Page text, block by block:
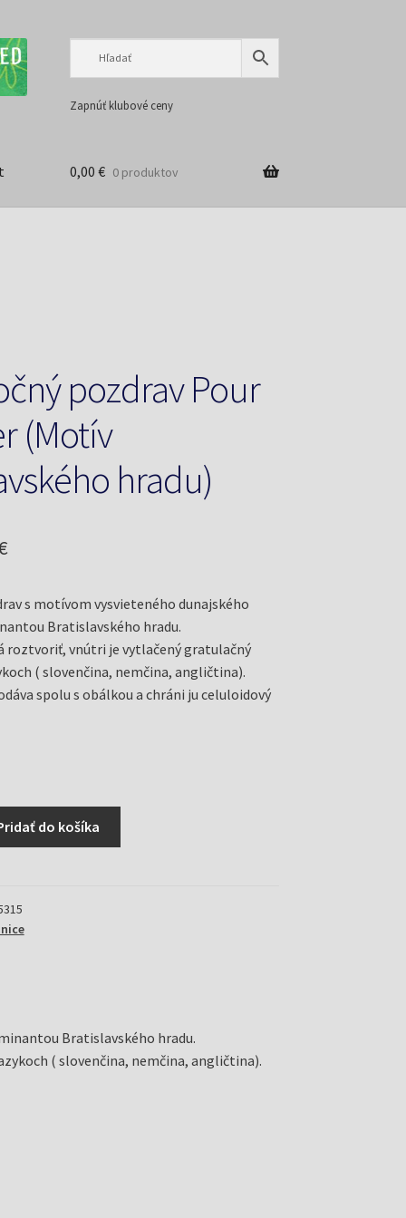
Zapnúť klubové ceny
0,00 € 0 produktov
pozdrav Pour
(Motív
hradu)
Aktuálna
je:
0,66 €.
s motívom vysvieteného dunajského
Bratislavského hradu.
roztvoriť, vnútri je vytlačený gratulačný
( slovenčina, nemčina, angličtina).
spolu s obálkou a chráni ju celuloidový
do košíka
Bratislavského hradu.
( slovenčina, nemčina, angličtina).